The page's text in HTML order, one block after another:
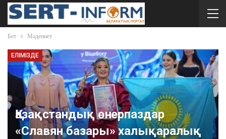
Бет Мәдениет
ЕЛІМІЗДЕ
Қазақстандық өнерпаздар
«Славян базары» халықаралық